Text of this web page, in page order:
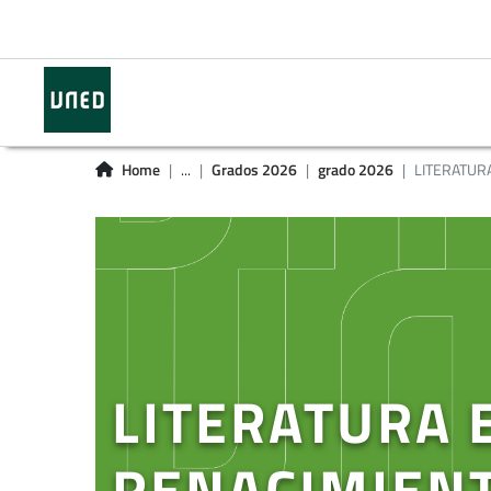
Home ... Grados 2026 grado 2026
LITERATURA